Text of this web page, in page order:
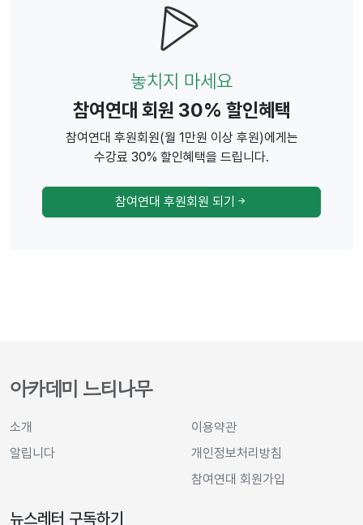
놓치지 마세요
참여연대 회원 30% 할인혜택
참여연대 후원회원(월 1만원 이상 후원)에게는
수강료 30% 할인혜택을 드립니다.
참여연대 후원회원 되기
아카데미 느티나무
소개
알립니다
이용약관
개인정보처리방침
참여연대 회원가입
뉴스레터 구독하기